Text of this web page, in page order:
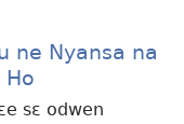
ne Nyansa na
Ho
sɛ odwen